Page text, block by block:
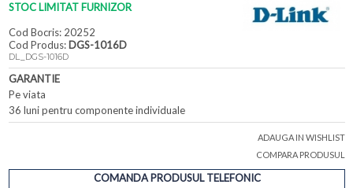
STOC LIMITAT FURNIZOR
Cod Bocris: 20252
Cod Produs: DGS-1016D
DL_DGS-1016D
GARANTIE
Pe viata
36 luni pentru componente individuale
ADAUGA IN WISHLIST
COMPARA PRODUSUL
COMANDA PRODUSUL TELEFONIC